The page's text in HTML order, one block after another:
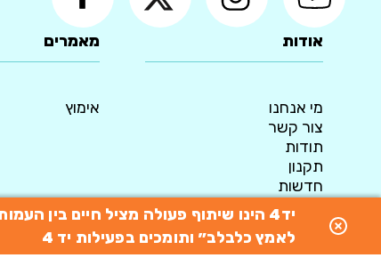
יד4 הינו שיתוף פעולה מציל חיים בין
לאמץ כלבלב״ ותומכים בפעילות יד 4
אודות
מי אנחנו
צור קשר
תודות
תקנון
חדשות
מדיניות פרטיות
מאמרים
אימוץ
© 2015 כל הזכויות שמורות ליד4 - המאגר הארצי לאימוץ כלבים